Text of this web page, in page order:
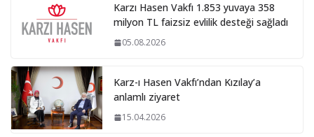
Karzı Hasen Vakfı 1.853 yuvaya 358
milyon TL faizsiz evlilik desteği sağladı
05.08.2026
Karz-ı Hasen Vakfı’ndan Kızılay’a
anlamlı ziyaret
15.04.2026